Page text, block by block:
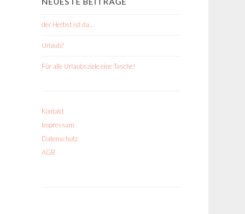
der Herbst ist da…
Urlaub?
Für alle Urlaubsziele eine Tasche!
Kontakt
Impressum
Datenschutz
AGB